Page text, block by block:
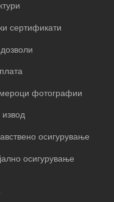
сертификати
фотографии
извод
осигурување
осигурување